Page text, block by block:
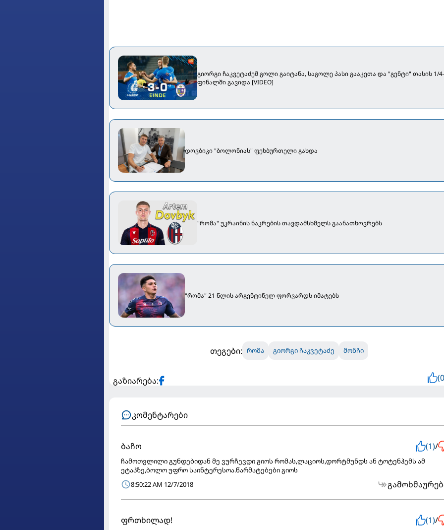
გიორგი ჩაკვეტაძემ გოლი გაიტანა, საგოლე პასი გააკეთა და "გენტი" თასის 1/
ფინალში გავიდა [VIDEO]
დოვბიკი "ბოლონიას" ფეხბურთელი გახდა
"რომა" უკრაინის ნაკრების თავდამსხმელს გაანათხოვრებს
"რომა" 21 წლის არგენტინელ ფორვარდს იმატებს
თეგები: რომა გიორგი ჩაკვეტაძე მონჩი
გაზიარება:
კომენტარები
ბაჩო (1)/
ჩამოთვლილი გუნდებიდან მე ვურჩევდი გიოს რომას,ლაციოს,დორტმუნდს ან ტოტენჰემს ამ
ეტაპზე,ბოლო უფრო საინტერესოა.წარმატებები გიოს
8:50:22 AM 12/7/2018
ფრთხილად! (1)/